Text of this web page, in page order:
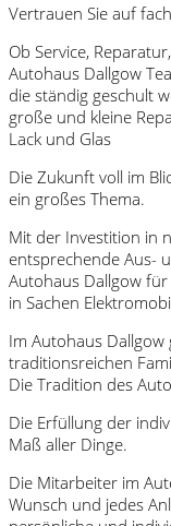
Vertrauen Sie auf
Ob Service,
Autohaus Dallgow
die ständig geschult
große und kleine
Lack und Glas
Die Zukunft voll im
ein großes Thema.
Mit der Investition in
entsprechende Aus-
Autohaus Dallgow
in Sachen
Im Autohaus Dallgow
traditionsreichen
Die Tradition des
Die Erfüllung der
Maß aller Dinge.
Die Mitarbeiter im
Wunsch und jedes